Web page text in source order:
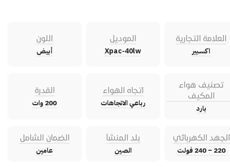
العلامة التجارية
اكسبير
الموديل
Xpac-40lw
اللون
أبيض
تصنيف هواء
المكيف
بارد
اتجاه الهواء
رباعي الاتجاهات
القدرة
200 وات
الجهد الكهربائي
220 – 240 فولت
بلد المنشأ
الصين
الضمان الشامل
عامين